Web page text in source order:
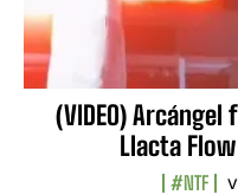
(VIDEO)
Llacta
#NTF